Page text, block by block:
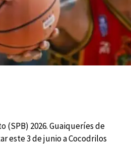
(SPB) 2026. Guaiqueríes de
este 3 de junio a Cocodrilos